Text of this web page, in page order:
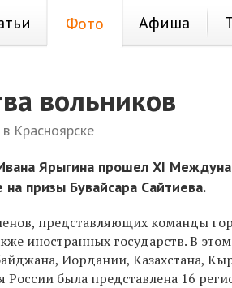
Фото Афиша
вольников
Красноярске
Ярыгина прошел XI
призы Бувайсара Сайтиева.
представляющих команды
иностранных государств. В
Иордании, Казахстана,
была представлена 16